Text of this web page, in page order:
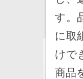
す。
に取
けで
商品